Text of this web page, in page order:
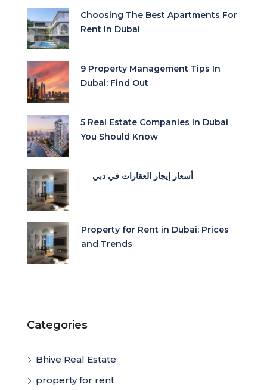
Choosing The Best Apartments For
Rent In Dubai
9 Property Management Tips In
Dubai: Find Out
5 Real Estate Companies In Dubai
You Should Know
أسعار إيجار العقارات في دبي
Property for Rent in Dubai: Prices
and Trends
Categories
Bhive Real Estate
property for rent